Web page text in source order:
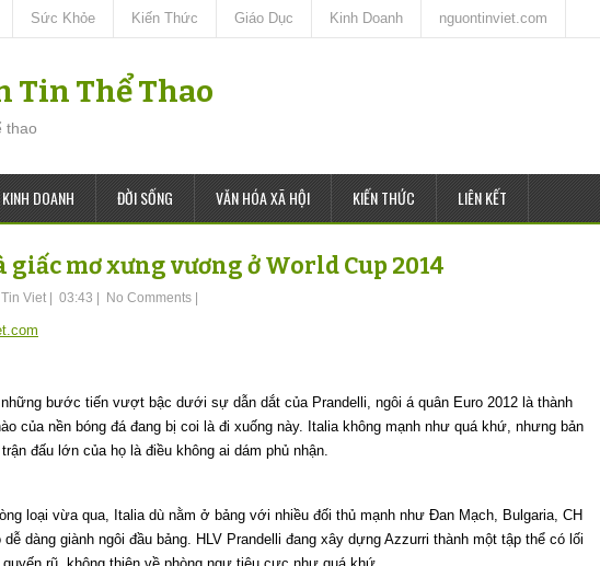
Sức Khỏe Kiến Thức Giáo Dục Kinh Doanh nguontinviet.com
Tin Thể Thao
thao
KINH DOANH ĐỜI SỐNG VĂN HÓA XÃ HỘI KIẾN THỨC LIÊN KẾT
mơ xưng vương ở World Cup 2014
Viet 03:43 No Comments
những bước tiến vượt bậc dưới sự dẫn dắt của Prandelli, ngôi á quân Euro 2012 là thành
của nền bóng đá đang bị coi là đi xuống này. Italia không mạnh như quá khứ, nhưng bản
đấu lớn của họ là điều không ai dám phủ nhận.
loại vừa qua, Italia dù nằm ở bảng với nhiều đối thủ mạnh như Đan Mạch, Bulgaria, CH
dàng giành ngôi đầu bảng. HLV Prandelli đang xây dựng Azzurri thành một tập thể có lối